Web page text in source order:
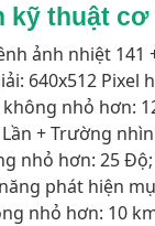
kỹ thuật cơ
ảnh nhiệt 141
640x512 Pixel
nhỏ hơn:
+ Trường
nhỏ hơn: 25
phát hiện
nhỏ hơn: 10